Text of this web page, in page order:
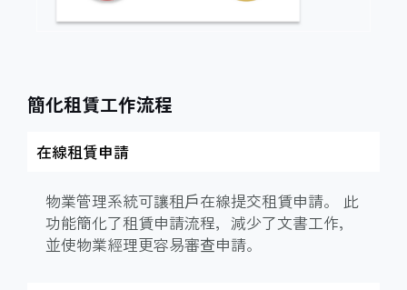
簡化租賃工作流程
在線租賃申請
物業管理系統可讓租戶在線提交租賃申請。 此
功能簡化了租賃申請流程，減少了文書工作，
並使物業經理更容易審查申請。